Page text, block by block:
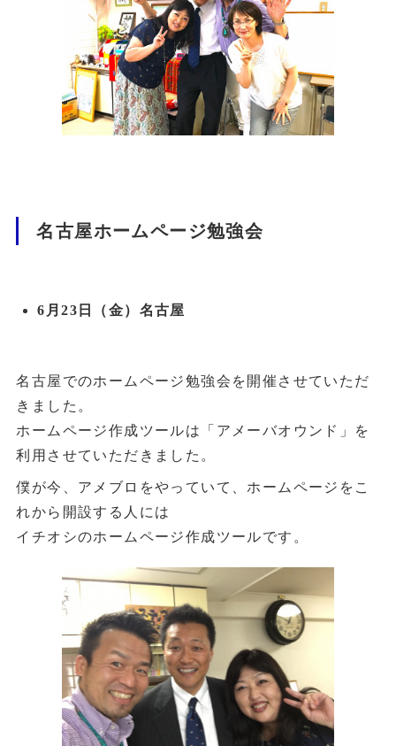
名古屋ホームページ勉強会
6月23日（金）名古屋
名古屋でのホームページ勉強会を開催させていただ
きました。
ホームページ作成ツールは「アメーバオウンド」を
利用させていただきました。
僕が今、アメブロをやっていて、ホームページをこ
れから開設する人には
イチオシのホームページ作成ツールです。